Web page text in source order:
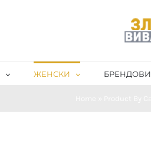
ЖЕНСКИ БРЕНДОВИ